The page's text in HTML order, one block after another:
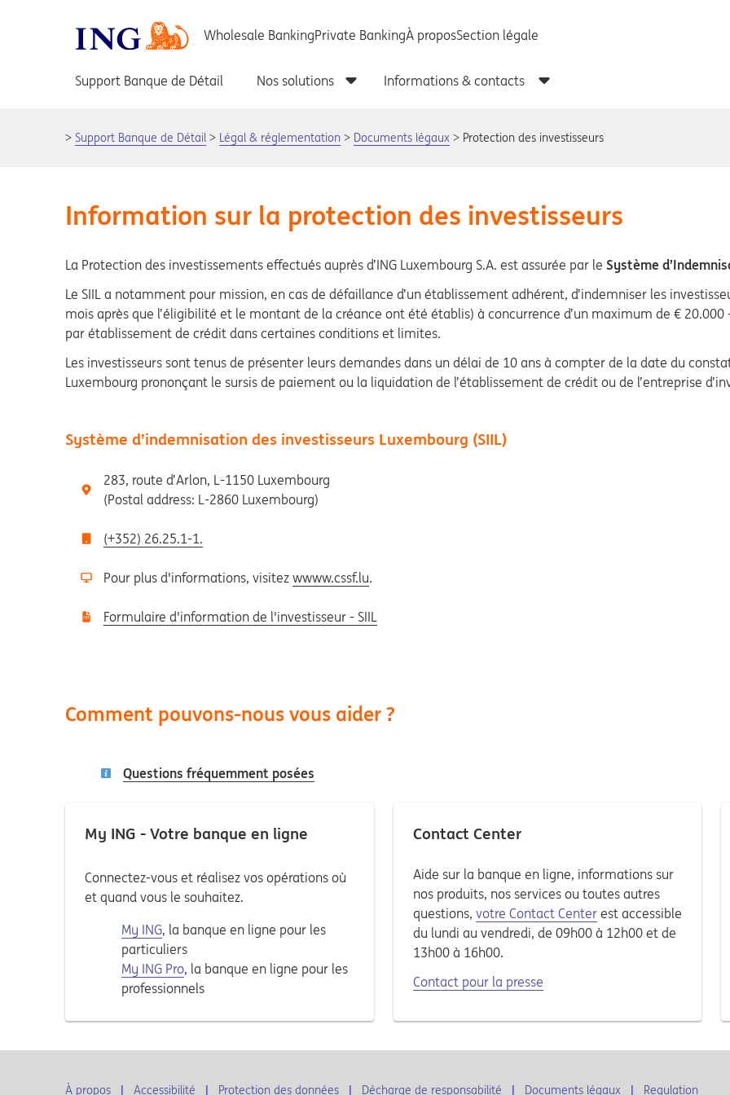
Support Banque de Détail Légal & réglementation Documents légaux Protection des investisseurs
Information sur la protection des investisseurs
La Protection des investissements effectués auprès d’ING Luxembourg S.A. est assurée par le Système
Le SIIL a notamment pour mission, en cas de défaillance d’un établissement adhérent, d’indemniser les
mois après que l’éligibilité et le montant de la créance ont été établis) à concurrence d’un maximum de €
par établissement de crédit dans certaines conditions et limites.
Les investisseurs sont tenus de présenter leurs demandes dans un délai de 10 ans à compter de la date du
Luxembourg prononçant le sursis de paiement ou la liquidation de l’établissement de crédit ou de l’entreprise
Système d’indemnisation des investisseurs Luxembourg (SIIL)
283, route d’Arlon, L-1150 Luxembourg
(Postal address: L-2860 Luxembourg)
(+352) 26.25.1-1.
Pour plus d'informations, visitez wwww.cssf.lu.
Formulaire d'information de l'investisseur - SIIL
Comment pouvons-nous vous aider ?
Questions fréquemment posées
My ING - Votre banque en ligne
Connectez-vous et réalisez vos opérations où
et quand vous le souhaitez.
My ING, la banque en ligne pour les
particuliers
My ING Pro, la banque en ligne pour les
professionnels
Contact Center
Aide sur la banque en ligne, informations sur
nos produits, nos services ou toutes autres
questions, votre Contact Centerest accessible
du lundi au vendredi, de 09h00 à 12h00 et de
13h00 à 16h00.
Contact pour la presse
À propos Accessibilité Protection des données Décharge de responsabilité Documents légaux Regulation